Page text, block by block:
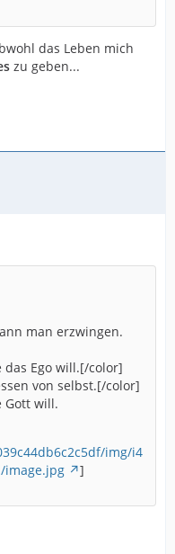
das Leben mich
zu geben...
man erzwingen.
das Ego will.[/color]
von selbst.[/color]
Gott will.
img/i4
image.jpg
]